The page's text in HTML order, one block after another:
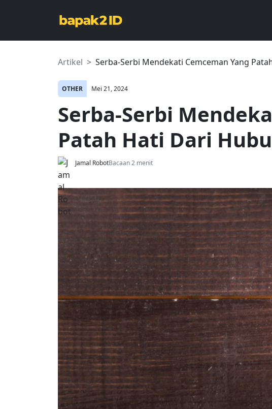
Artikel Serba-Serbi Mendekati Cemceman Yang
OTHER Mei 21, 2024
Serba-Serbi
Patah Hati Dari
Jamal RobotBacaan 2 menit